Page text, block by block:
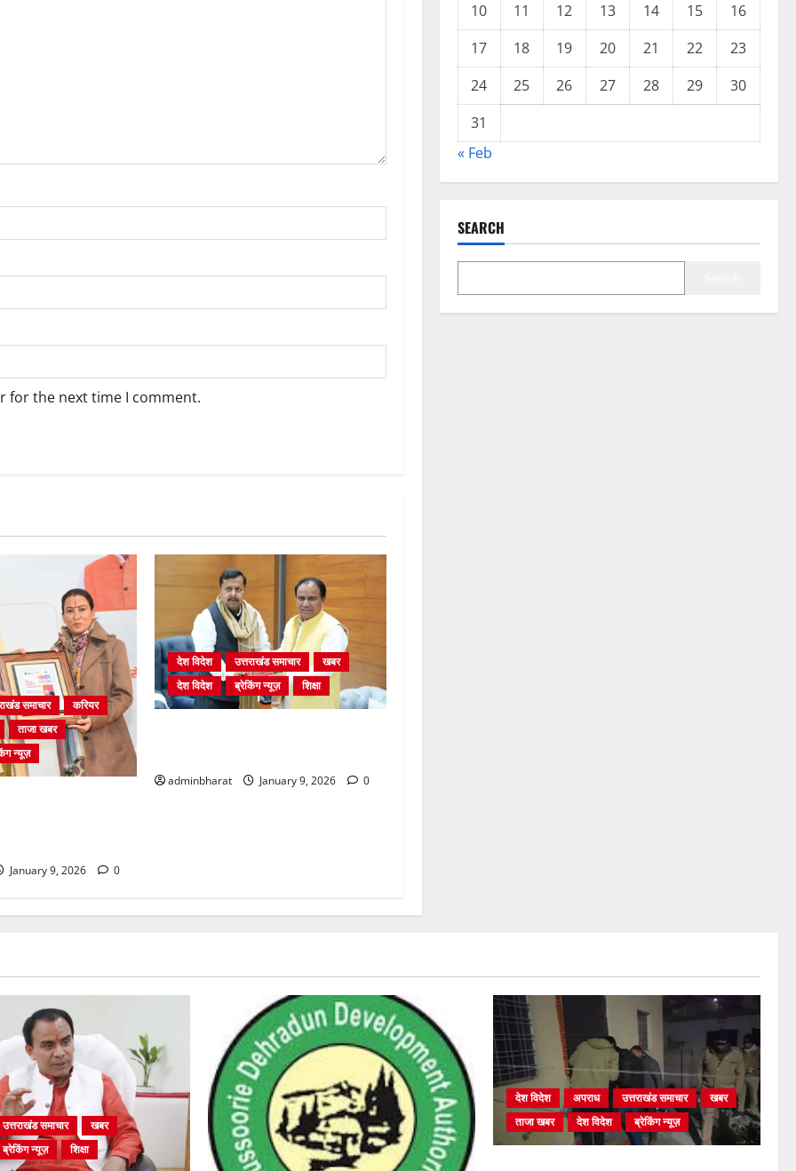
for the next time I comment.
समाचार
करियर
ताजा खबर
न्यूज़
January 9, 2026 0
देश विदेश उत्तराखंड समाचार
खबर
देश विदेश
ब्रेकिंग न्यूज़ शिक्षा
adminbharat January 9, 2026 0
10
11 12 13 14 15
16
17
18 19 20 21 22
23
24
25 26 27 28 29
30
31
« Feb
SEARCH
उत्तराखंड समाचार
खबर
ब्रेकिंग न्यूज़ शिक्षा
देश विदेश अपराध उत्तराखंड समाचार
खबर
ताजा खबर
देश विदेश ब्रेकिंग न्यूज़